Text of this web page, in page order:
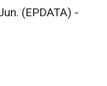
(EPDATA) -